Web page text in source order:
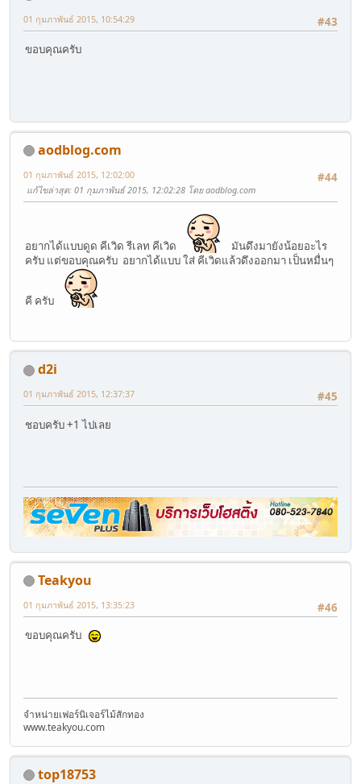
#43
01 กุมภาพันธ์ 2015, 10:54:29
ขอบคุณครับ
aodblog.com
#44
01 กุมภาพันธ์ 2015, 12:02:00
แก้ไขล่าสุด: 01 กุมภาพันธ์ 2015, 12:02:28 โดย aodblog.com
อยากได้แบบดูด คีเวิด รีเลท คีเวิด
มันดึงมายังน้อยอะไร
ครับ แต่ขอบคุณครับ อยากได้แบบ ใส่ คีเวิดแล้วดึงออกมา เป็นหมื่นๆ
คี ครับ
d2i
#45
01 กุมภาพันธ์ 2015, 12:37:37
ชอบครับ +1 ไปเลย
Teakyou
#46
01 กุมภาพันธ์ 2015, 13:35:23
ขอบคุณครับ
จำหน่ายเฟอร์นิเจอร์ไม้สักทอง
www.teakyou.com
top18753